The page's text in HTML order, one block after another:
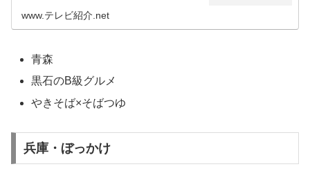
ば」が紹介されます...
www.テレビ紹介.net
青森
黒石のB級グルメ
やきそば×そばつゆ
兵庫・ぼっかけ